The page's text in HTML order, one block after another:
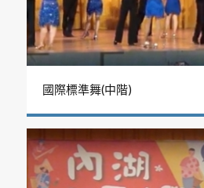
國際標準舞(中階)